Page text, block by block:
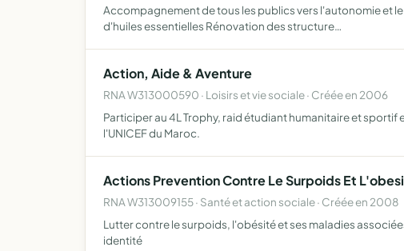
Accompagnement de tous les publics vers l'autonomie et
d'huiles essentielles Rénovation des structure…
Action, Aide & Aventure
RNA W313000590 · Loisirs et vie sociale · Créée en 2006
Participer au 4L Trophy, raid étudiant humanitaire et
l'UNICEF du Maroc.
Actions Prevention Contre Le Surpoids Et
RNA W313009155 · Santé et action sociale · Créée en 2008
Lutter contre le surpoids, l'obésité et ses maladies
identité